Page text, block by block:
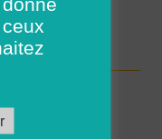
Lampaul-